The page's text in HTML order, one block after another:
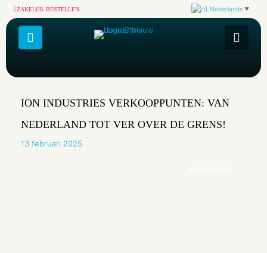
ZAKELIJK BESTELLEN Nederlands ▼
ION INDUSTRIES VERKOOPPUNTEN: VAN
NEDERLAND TOT VER OVER DE GRENS!
13 februari 2025